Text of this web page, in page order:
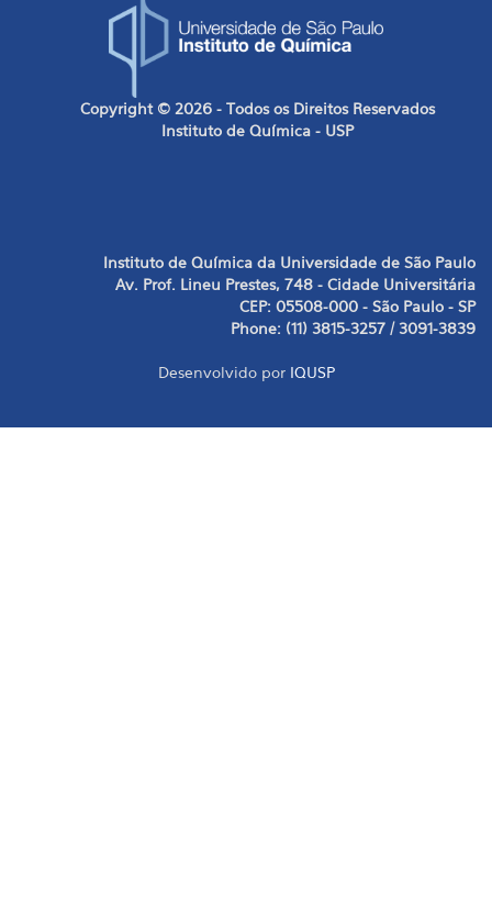
Copyright © 2026 - Todos os Direitos Reservados
Instituto de Química - USP
Instituto de Química da Universidade de São Paulo
Av. Prof. Lineu Prestes, 748 - Cidade Universitária
CEP: 05508-000 - São Paulo - SP
Phone: (11) 3815-3257 / 3091-3839
Desenvolvido por IQUSP